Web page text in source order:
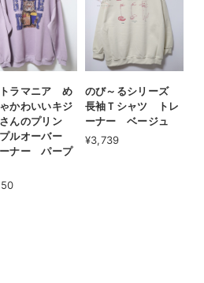
ラマニア め
かわいいキジ
んのプリン
ルオーバー
ーナー パープ
のび～るシリーズ
長袖Ｔシャツ トレ
ーナー ベージュ
¥3,739